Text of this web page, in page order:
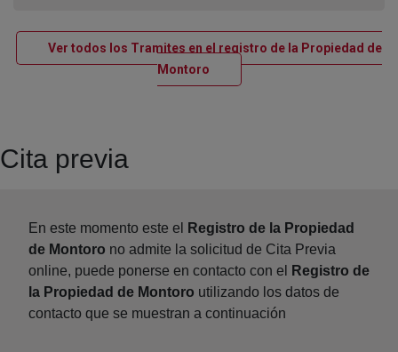
Ver todos los Tramites en el registro de la Propiedad de
MontoroVentana nueva
Cita previa
En este momento este el
Registro de la Propiedad
de Montoro no admite la solicitud de Cita Previa
online, puede ponerse en contacto con el
Registro de
la Propiedad de Montoro utilizando los datos de
contacto que se muestran a continuación